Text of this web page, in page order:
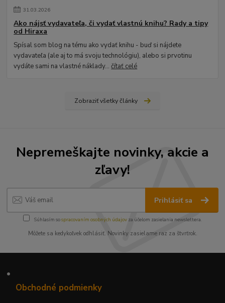
31.03.2026
Ako nájsť vydavateľa, či vydať vlastnú knihu? Rady a tipy
od Hiraxa
Spísal som blog na tému ako vydať knihu - buď si nájdete
vydavateľa (ale aj to má svoju technológiu), alebo si prvotinu
vydáte sami na vlastné náklady...čítať celé
Zobraziť všetky články
Nepremeškajte novinky, akcie a
zľavy!
Prihlásiť sa
Súhlasím sospracovaním osobných údajov za účelom zasielania newslettera.
Môžete sa kedykoľvek odhlásiť. Novinky zasielame raz za štvrťrok.
•
Obchodné podmienky